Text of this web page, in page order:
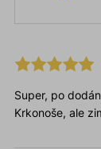
Super, po
Krkonoše, ale